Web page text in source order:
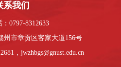
系我们
0797-8312633
州市章贡区客家大道156号
，jwzhbgs@gnust.edu.cn